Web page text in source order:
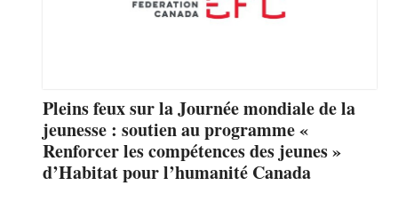
Pleins feux sur la Journée mondiale de la
jeunesse : soutien au programme «
Renforcer les compétences des jeunes »
d’Habitat pour l’humanité Canada